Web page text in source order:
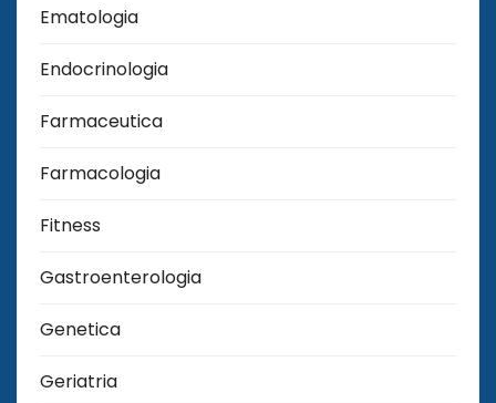
Ematologia
Endocrinologia
Farmaceutica
Farmacologia
Fitness
Gastroenterologia
Genetica
Geriatria